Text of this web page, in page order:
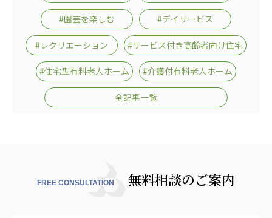
#園芸を楽しむ #デイサービス
#レクリエーション #サービス付き高齢者向け住宅
#住宅型有料老人ホーム #介護付有料老人ホーム
全記事一覧
FREE CONSULTATION 無料相談のご案内